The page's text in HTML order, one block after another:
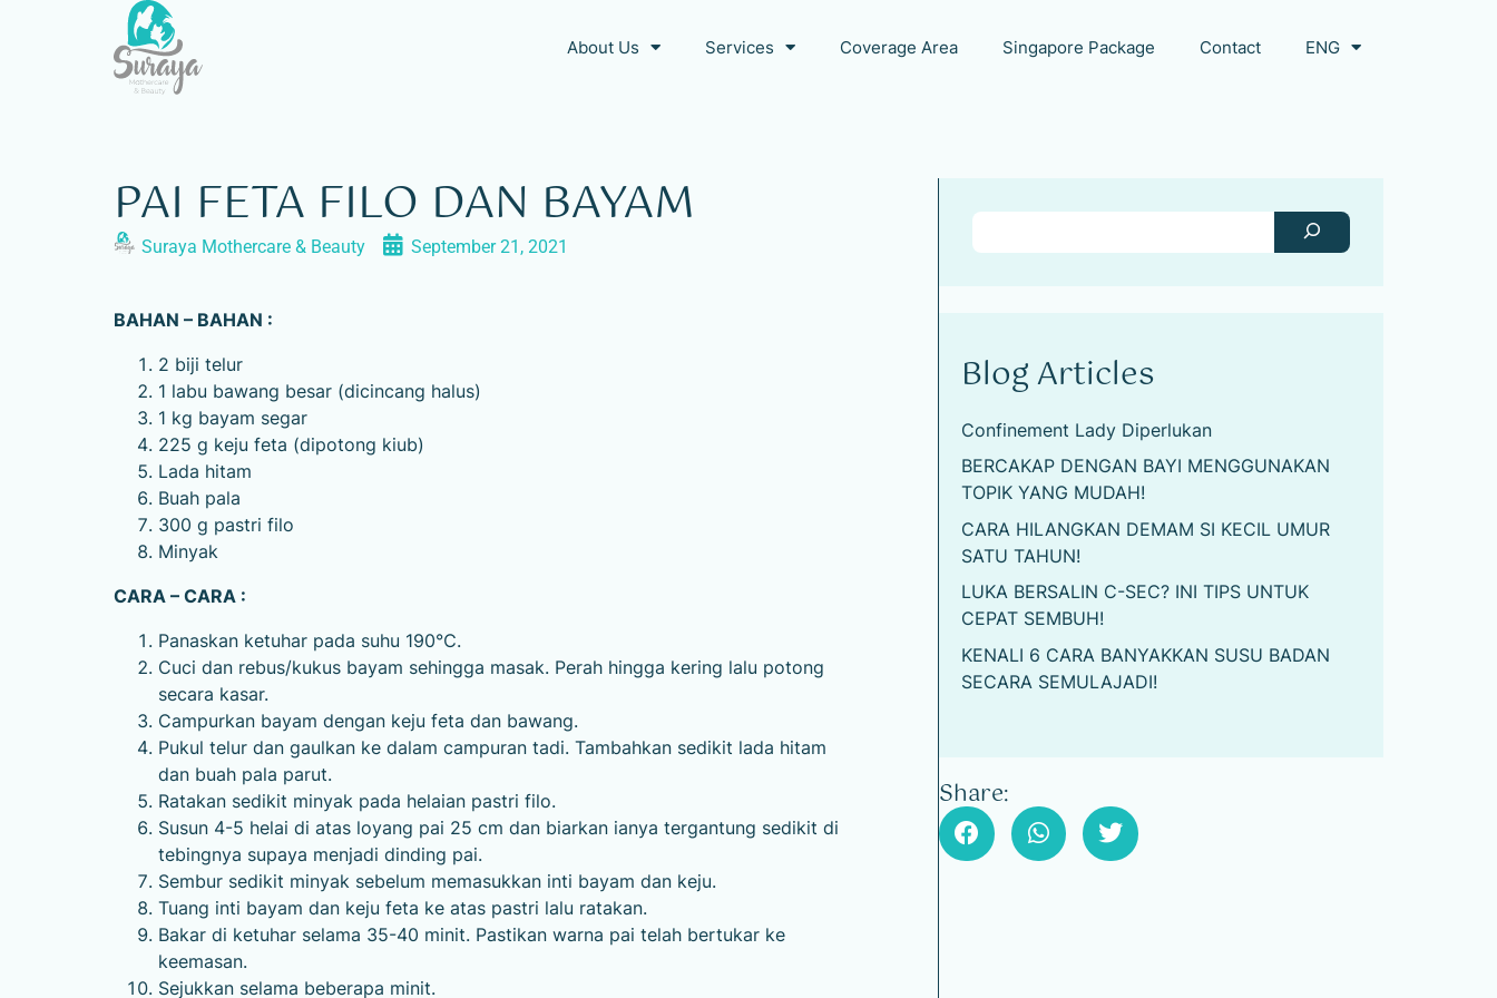
About Us Services Coverage Area Singapore Package Contact ENG
PAI FETA FILO DAN BAYAM
Suraya Mothercare & Beauty September 21, 2021
BAHAN – BAHAN :
2 biji telur
1 labu bawang besar (dicincang halus)
1 kg bayam segar
225 g keju feta (dipotong kiub)
Lada hitam
Buah pala
300 g pastri filo
Minyak
CARA – CARA :
Panaskan ketuhar pada suhu 190℃.
Cuci dan rebus/kukus bayam sehingga masak. Perah hingga kering lalu potong
secara kasar.
Campurkan bayam dengan keju feta dan bawang.
Pukul telur dan gaulkan ke dalam campuran tadi. Tambahkan sedikit lada hitam
dan buah pala parut.
Ratakan sedikit minyak pada helaian pastri filo.
Susun 4-5 helai di atas loyang pai 25 cm dan biarkan ianya tergantung sedikit di
tebingnya supaya menjadi dinding pai.
Sembur sedikit minyak sebelum memasukkan inti bayam dan keju.
Tuang inti bayam dan keju feta ke atas pastri lalu ratakan.
Bakar di ketuhar selama 35-40 minit. Pastikan warna pai telah bertukar ke
keemasan.
Sejukkan selama beberapa minit.
Blog Articles
Confinement Lady Diperlukan
BERCAKAP DENGAN BAYI MENGGUNAKAN
TOPIK YANG MUDAH!
CARA HILANGKAN DEMAM SI KECIL UMUR
SATU TAHUN!
LUKA BERSALIN C-SEC? INI TIPS UNTUK
CEPAT SEMBUH!
KENALI 6 CARA BANYAKKAN SUSU BADAN
SECARA SEMULAJADI!
Share: